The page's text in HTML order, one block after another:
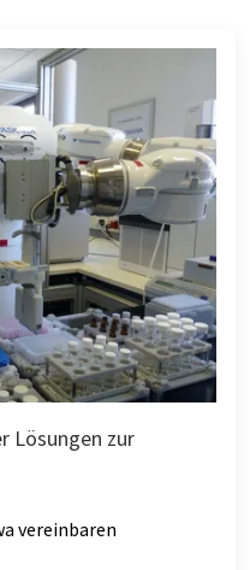
Lösungen zur
vereinbaren